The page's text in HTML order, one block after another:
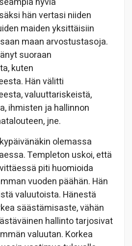
hän vertasi niiden
maiden yksittäisiin
maan arvostustasoja.
suoraan
kuten
Hän välitti
valuuttariskeistä,
ihmisten ja hallinnon
jne.
olemassa
Templeton uskoi, että
piti huomioida
vuoden päähän. Hän
valuutoista. Hänestä
säästämisaste, vähän
hallinto tarjosivat
valuutan. Korkea